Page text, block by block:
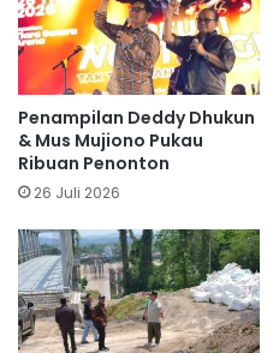
Penampilan Deddy Dhukun
& Mus Mujiono Pukau
Ribuan Penonton
26 Juli 2026